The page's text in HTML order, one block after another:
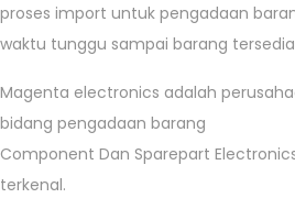
proses import untuk pengadaan
waktu tunggu sampai barang tersedia
Magenta electronics adalah
bidang pengadaan barang
Component Dan Sparepart
terkenal.